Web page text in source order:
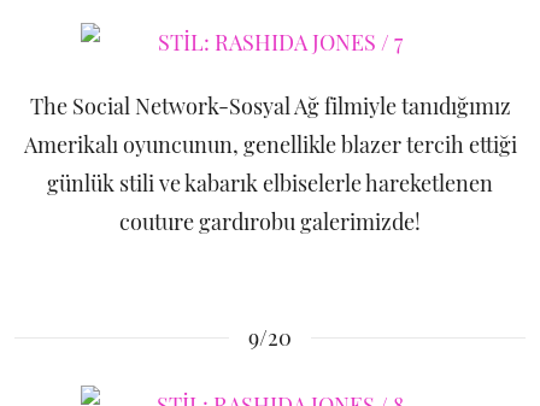
The Social Network-Sosyal Ağ filmiyle tanıdığımız
Amerikalı oyuncunun, genellikle blazer tercih ettiği
günlük stili ve kabarık elbiselerle hareketlenen
couture gardırobu galerimizde!
9/20